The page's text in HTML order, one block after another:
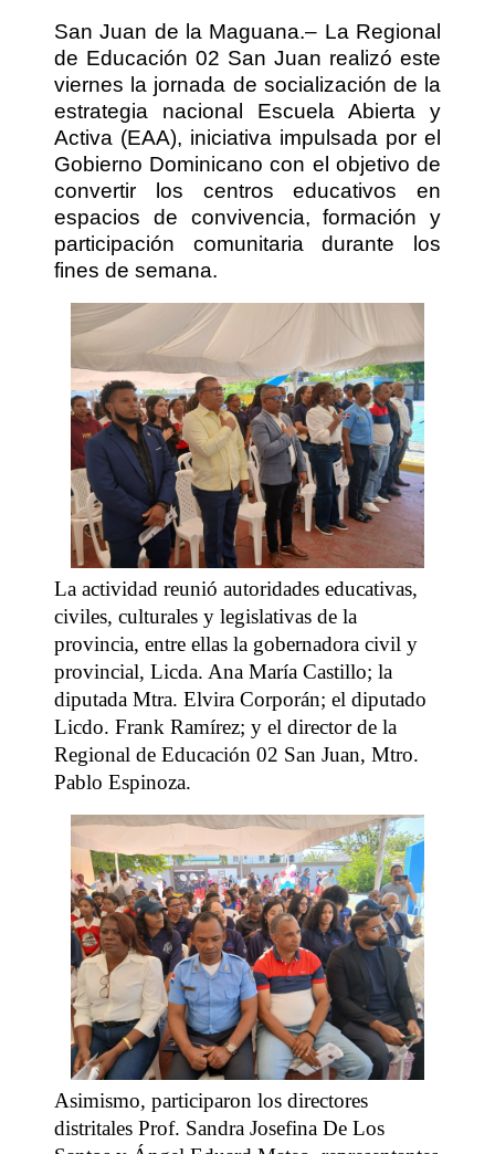
San Juan de la Maguana.– La Regional
de Educación 02 San Juan realizó este
viernes la jornada de socialización de la
estrategia nacional Escuela Abierta y
Activa (EAA), iniciativa impulsada por el
Gobierno Dominicano con el objetivo de
convertir los centros educativos en
espacios de convivencia, formación y
participación comunitaria durante los
fines de semana.
La actividad reunió autoridades educativas,
civiles, culturales y legislativas de la
provincia, entre ellas la gobernadora civil y
provincial, Licda. Ana María Castillo; la
diputada Mtra. Elvira Corporán; el diputado
Licdo. Frank Ramírez; y el director de la
Regional de Educación 02 San Juan, Mtro.
Pablo Espinoza.
Asimismo, participaron los directores
distritales Prof. Sandra Josefina De Los